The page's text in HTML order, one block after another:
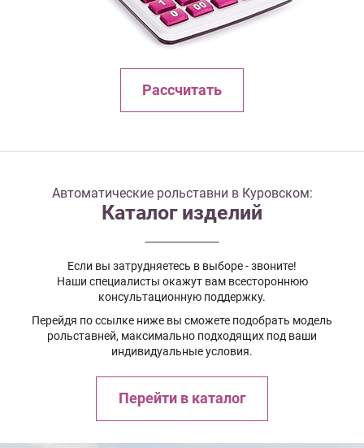
Рассчитать
Автоматические рольставни в Куровском:
Каталог изделий
Если вы затрудняетесь в выборе - звоните!
Наши специалисты окажут вам всестороннюю
консультационную поддержку.
Перейдя по ссылке ниже вы сможете подобрать модель
рольставней, максимально подходящих под ваши
индивидуальные условия.
Перейти в каталог